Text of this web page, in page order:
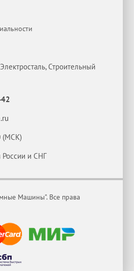
Строительный
(МСК)
России и СНГ
Машины". Все права